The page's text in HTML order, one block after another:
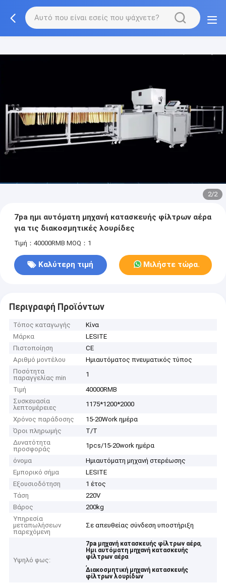
2/2
7pa ημι αυτόματη μηχανή κατασκευής φίλτρων αέρα
για τις διακοσμητικές λουρίδες
Τιμή：40000RMB MOQ：1
Καλύτερη τιμή Μιλήστε τώρα.
Περιγραφή Προϊόντων
Τόπος καταγωγής
Κίνα
Μάρκα
LESITE
Πιστοποίηση
CE
Αριθμό μοντέλου
Ημιαυτόματος πνευματικός τύπος
Ποσότητα
παραγγελίας min
1
Τιμή
40000RMB
Συσκευασία
λεπτομέρειες
1175*1200*2000
Χρόνος παράδοσης
15-20Work ημέρα
Όροι πληρωμής
T/T
Δυνατότητα
προσφοράς
1pcs/15-20work ημέρα
όνομα
Ημιαυτόματη μηχανή στερέωσης
Εμπορικό σήμα
LESITE
Εξουσιοδότηση
1 έτος
Τάση
220V
Βάρος
200kg
Υπηρεσία
μεταπωλήσεων
παρεχόμενη
Σε απευθείας σύνδεση υποστήριξη
Υψηλό φως:
7pa μηχανή κατασκευής φίλτρων αέρα,
Ημι αυτόματη μηχανή κατασκευής
φίλτρων αέρα
,
Διακοσμητική μηχανή κατασκευής
φίλτρων λουρίδων